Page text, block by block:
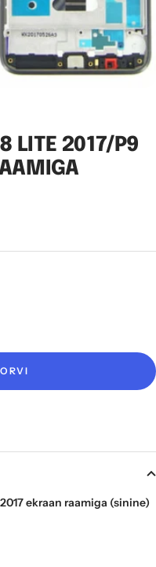
LITE 2017/P9
ekraan raamiga (sinine)